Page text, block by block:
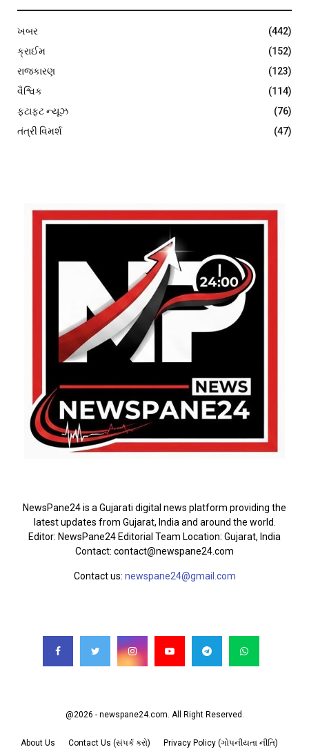
ખબર
(442)
ક્રાઈમ
(152)
રાજકારણ
(123)
વૈશ્વિક
(114)
ફટાફટ ન્યૂઝ
(76)
તંત્રી વિમર્શ
(47)
NewsPane24 is a Gujarati digital news platform providing the
latest updates from Gujarat, India and around the world.
Editor: NewsPane24 Editorial Team Location: Gujarat, India
Contact: contact@newspane24.com
Contact us: newspane24@gmail.com
@2026 - newspane24.com. All Right Reserved.
About Us Contact Us (સંપર્ક કરો) Privacy Policy (ગોપનીયતા નીતિ)